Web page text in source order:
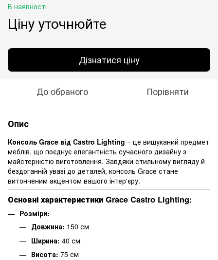
В наявності
Ціну уточнюйте
Дізнатися ціну
До обраного Порівняти
Опис
Консоль Grace від Castro Lighting – це вишуканий предмет
меблів, що поєднує елегантність сучасного дизайну з
майстерністю виготовлення. Завдяки стильному вигляду й
бездоганній увазі до деталей, консоль Grace стане
витонченим акцентом вашого інтер'єру.
Основні характеристики Grace Castro Lighting:
Розміри:
Довжина: 150 см
Ширина: 40 см
Висота: 75 см